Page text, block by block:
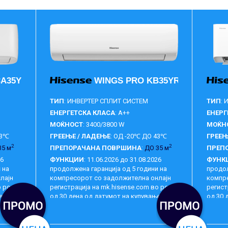
CA35YR03W
м2
на
рок
fan )
WINGS PRO KB35YR3EG-
ТИП: ИНВЕРТЕР СПЛИТ СИСТЕМ
ЕНЕРГЕТСКА КЛАСА: A++
МОЌНОСТ: 3400/3800 W
ГРЕЕЊЕ / ЛАДЕЊЕ: ОД -20℃ ДО 43℃
ПРЕПОРАЧАНА ПОВРШИНА: ДО 35 м2
ФУНКЦИИ: 11.06.2026 до 31.08.2026
продолжена гаранција од 5 години на
компресорот со задолжителна онлајн
регистрација на mk.hisense.com во рок
од 30 дена од датумот на купување 360
Full DC inverter (DC compressor +2 DC fan
motors) HI-NANO генератор, Паметна
гласовна контрола со Alexa, 4Д
2 ( 5 години на компресор )
ТИП:
од 30